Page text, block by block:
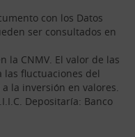
con los Datos
ser consultados en
la CNMV. El valor de las
las fluctuaciones del
la inversión en valores.
Depositaría: Banco